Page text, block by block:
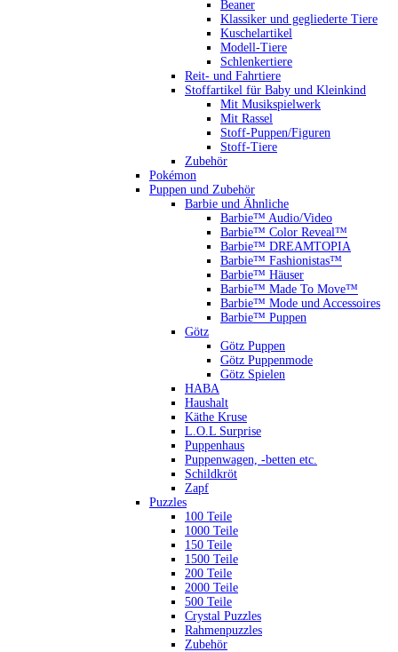
Beaner
Klassiker und gegliederte Tiere
Kuschelartikel
Modell-Tiere
Schlenkertiere
Reit- und Fahrtiere
Stoffartikel für Baby und Kleinkind
Mit Musikspielwerk
Mit Rassel
Stoff-Puppen/Figuren
Stoff-Tiere
Zubehör
Pokémon
Puppen und Zubehör
Barbie und Ähnliche
Barbie™ Audio/Video
Barbie™ Color Reveal™
Barbie™ DREAMTOPIA
Barbie™ Fashionistas™
Barbie™ Häuser
Barbie™ Made To Move™
Barbie™ Mode und Accessoires
Barbie™ Puppen
Götz
Götz Puppen
Götz Puppenmode
Götz Spielen
HABA
Haushalt
Käthe Kruse
L.O.L Surprise
Puppenhaus
Puppenwagen, -betten etc.
Schildkröt
Zapf
Puzzles
100 Teile
1000 Teile
150 Teile
1500 Teile
200 Teile
2000 Teile
500 Teile
Crystal Puzzles
Rahmenpuzzles
Zubehör